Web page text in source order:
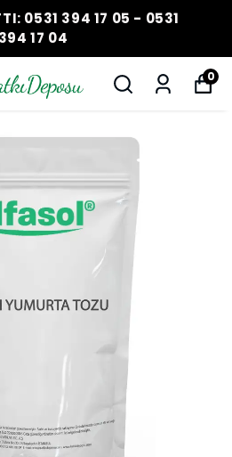
0531 394 17 05 - 0531
394 17 04
0